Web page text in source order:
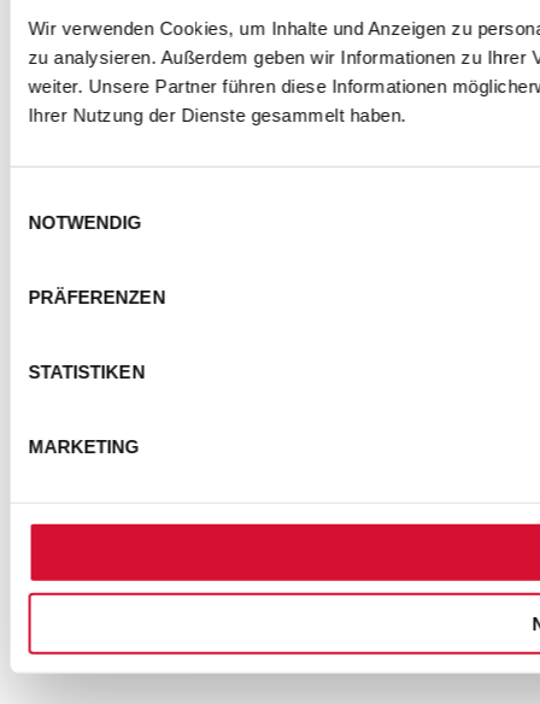
Wir verwenden Cookies, um Inhalte und Anzeigen zu
zu analysieren. Außerdem geben wir Informationen zu
weiter. Unsere Partner führen diese Informationen
Ihrer Nutzung der Dienste gesammelt haben.
NOTWENDIG
PRÄFERENZEN
STATISTIKEN
MARKETING